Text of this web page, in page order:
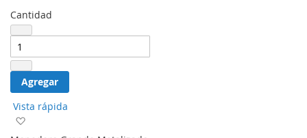
Cantidad
Agregar
Vista rápida